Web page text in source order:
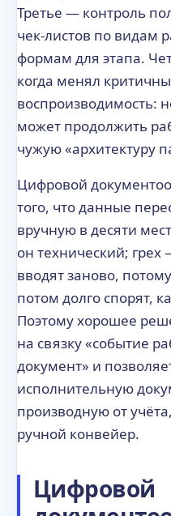
Третье — контроль
чек-листов по видам
формам для этапа.
когда менял
воспроизводимость:
может продолжить
чужую «архитектуру
Цифровой
того, что данные
вручную в десяти
он технический; грех
вводят заново,
потом долго спорят,
Поэтому хорошее
на связку «событие
документ» и
исполнительную
производную от
ручной конвейер.
Цифровой